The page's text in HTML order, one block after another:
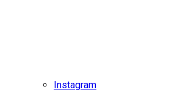
Instagram